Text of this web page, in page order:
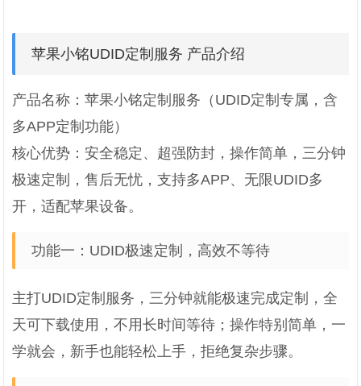
苹果小铭UDID定制服务 产品介绍
产品名称：苹果小铭定制服务（UDID定制专属，含
多APP定制功能）
核心优势：安全稳定、超强防封，操作简单，三分钟
极速定制，售后无忧，支持多APP、无限UDID多
开，适配苹果设备。
功能一：UDID极速定制，高效不等待
主打UDID定制服务，三分钟就能极速完成定制，全
天可下载使用，不用长时间等待；操作特别简单，一
学就会，新手也能轻松上手，拒绝复杂步骤。